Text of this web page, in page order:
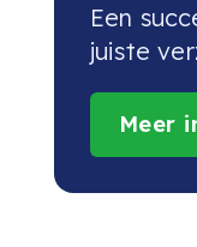
Een
juiste
Meer